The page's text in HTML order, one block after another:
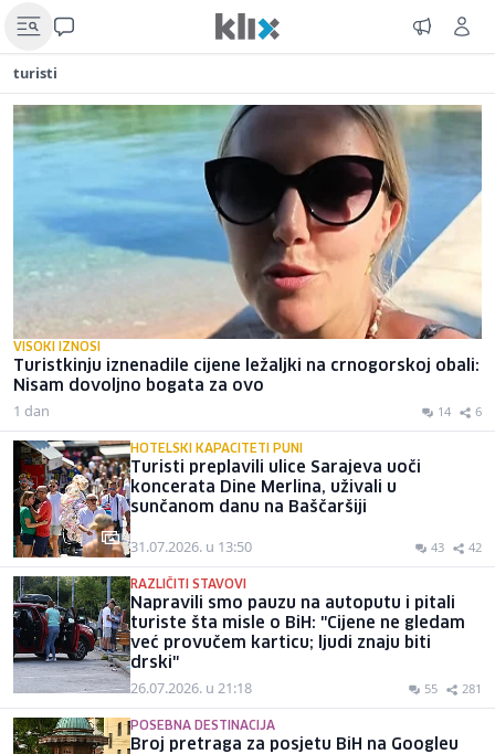
turisti
VISOKI IZNOSI
Turistkinju iznenadile cijene ležaljki na crnogorskoj obali:
Nisam dovoljno bogata za ovo
1 dan 14 6
HOTELSKI KAPACITETI PUNI
Turisti preplavili ulice Sarajeva uoči
koncerata Dine Merlina, uživali u
sunčanom danu na Baščaršiji
31.07.2026. u 13:50 43 42
RAZLIČITI STAVOVI
Napravili smo pauzu na autoputu i pitali
turiste šta misle o BiH: "Cijene ne gledam
već provučem karticu; ljudi znaju biti
drski"
26.07.2026. u 21:18 55 281
POSEBNA DESTINACIJA
Broj pretraga za posjetu BiH na Googleu